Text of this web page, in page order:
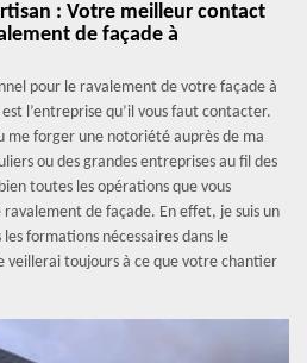
: Votre meilleur contact
de façade à
pour le ravalement de votre façade à
l’entreprise qu’il vous faut contacter.
me forger une notoriété auprès de ma
ou des grandes entreprises au fil des
toutes les opérations que vous
de façade. En effet, je suis un
formations nécessaires dans le
veillerai toujours à ce que votre chantier